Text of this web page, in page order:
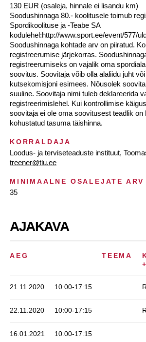
130 EUR (osaleja, hinnale ei lisandu km)
Soodushinnaga 80.- koolitusele toimub
Spordikoolituse ja -Teabe SA
kodulehel:http://www.sport.ee/event/577/
Soodushinnaga kohtade arv on piiratud.
registreerumise järjekorras.
registreerumiseks on vajalik oma
soovitus. Soovitaja võib olla alaliidu juht
kutsekomisjoni esimees. Nõusolek
suuline. Soovitaja nimi tuleb deklareerida
registreerimislehel. Kui kontrollimise
soovitaja ei ole oma soovitusest teadlik on
kohustatud tasuma täishinna.
KORRALDAJA
Loodus- ja terviseteaduste instituut,
treener@tlu.ee
MINIMAALNE OSALEJATE ARV
35
AJAKAVA
AEG TEEMA
21.11.2020 10:00-17:15
22.11.2020 10:00-17:15
16.01.2021 10:00-17:15